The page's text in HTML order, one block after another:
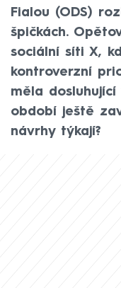
Fialou (ODS)
špičkách.
sociální síti X,
kontroverzní
měla
období ještě
návrhy týkají?